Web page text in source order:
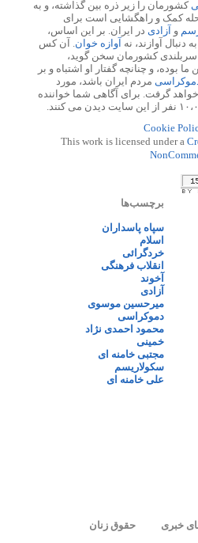
کشورمان را زیر ذره بین گذاشته، و به
کمک و راهگشایی است برای
و آزادی در ایران. بر این اساس،
آوازند، نه آوازه خوان . آن کس
سربلندی کشورمان سخن گوید،
و چنانچه گفتار او اشتباه و بر
مردم ایران باشد، مورد
خواهد گرفت. برای آگاهی شما خواننده
Cookie
This work is licensed under a
برچسب‌ها
سپاه پاسداران
اسلام
خردگرائی
انقلاب فرهنگی
آخوند
آزادی
میرحسین موسوی
دموکراسی
محمود احمدی نژاد
خمینی
مجتبی خامنه ای
سکولاریسم
علی خامنه ای
خبری حقوق زنان